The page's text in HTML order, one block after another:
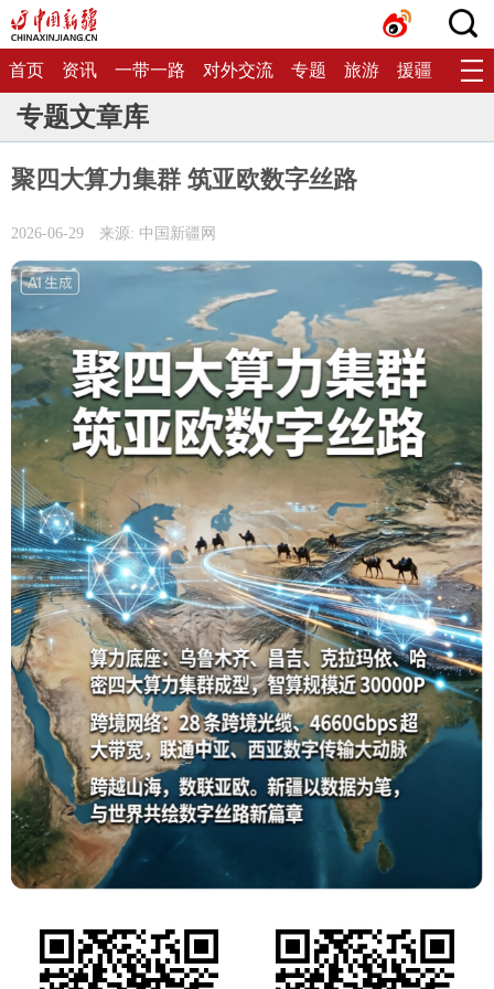
首页 资讯 一带一路 对外交流 专题 旅游 援疆 生态
专题文章库
聚四大算力集群 筑亚欧数字丝路
2026-06-29 来源: 中国新疆网